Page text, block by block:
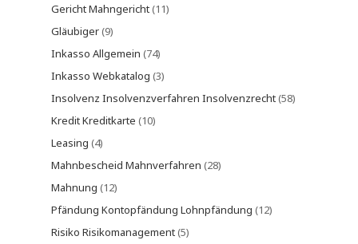
Gericht Mahngericht(11)
Gläubiger(9)
Inkasso Allgemein (74)
Inkasso Webkatalog (3)
Insolvenz Insolvenzverfahren Insolvenzrecht(58)
Kredit Kreditkarte (10)
Leasing (4)
Mahnbescheid Mahnverfahren (28)
Mahnung (12)
Pfändung Kontopfändung Lohnpfändung (12)
Risiko Risikomanagement(5)